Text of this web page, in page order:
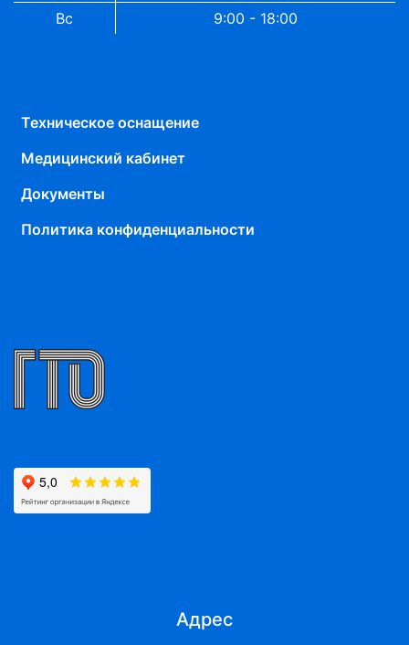
Вс
9:00 - 18:00
Техническое оснащение
Медицинский кабинет
Документы
Политика конфиденциальности
Адрес